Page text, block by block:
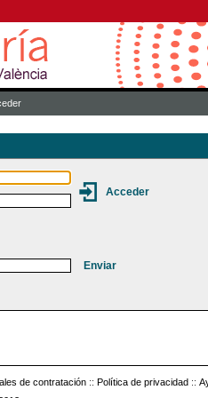
de contratación :: Política de privacidad ::